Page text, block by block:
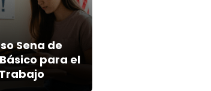
Sena de
para el
Trabajo